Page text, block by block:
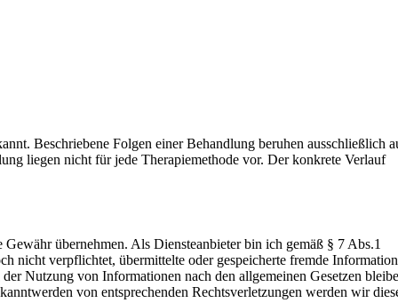
Beschriebene Folgen einer Behandlung beruhen ausschließlich
liegen nicht für jede Therapiemethode vor. Der konkrete Verlauf
übernehmen. Als Diensteanbieter bin ich gemäß § 7 Abs.1
nicht verpflichtet, übermittelte oder gespeicherte fremde
Nutzung von Informationen nach den allgemeinen Gesetzen
von entsprechenden Rechtsverletzungen werden wir